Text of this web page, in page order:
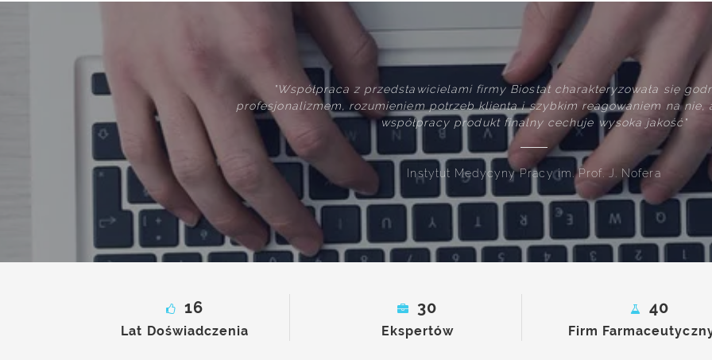
"Współpraca z przedstawicielami firmy Biostat charakteryzowała się godnym pochwały
profesjonalizmem, rozumieniem potrzeb klienta i szybkim reagowaniem na nie, a powstały w
współpracy produkt finalny cechuje wysoka jakość"
Instytut Medycyny Pracy im. Prof. J. Nofera
16
Lat Doświadczenia
30
Ekspertów
40
Firm